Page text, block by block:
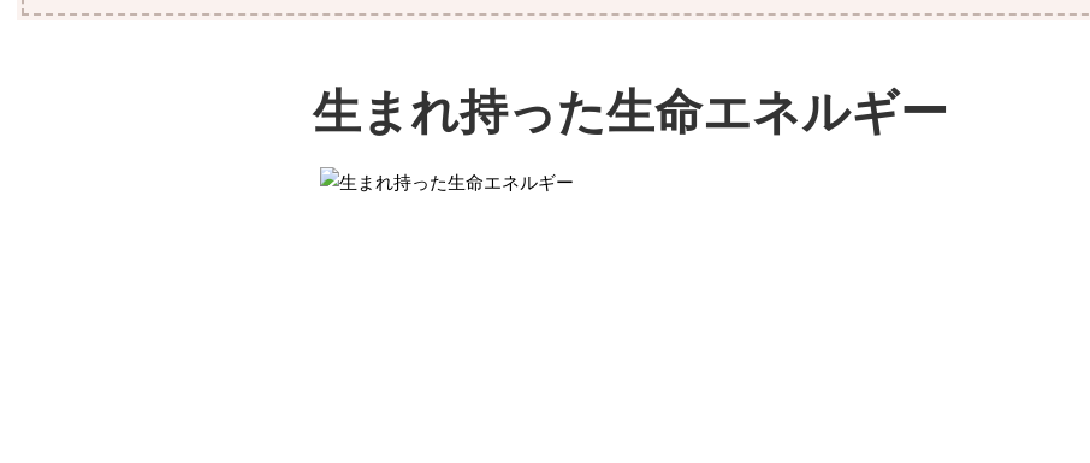
生まれ持った生命エネルギー